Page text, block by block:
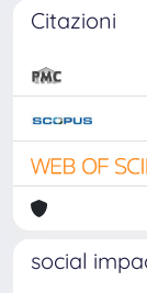
Citazioni
social